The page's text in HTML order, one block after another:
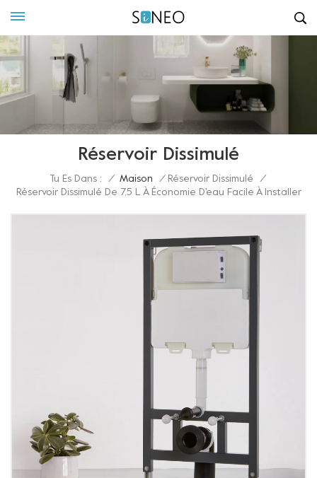
Réservoir Dissimulé
Tu Es Dans : / Maison / Réservoir Dissimulé
/
Réservoir Dissimulé De 7,5 L À Économie D'eau Facile À Installer